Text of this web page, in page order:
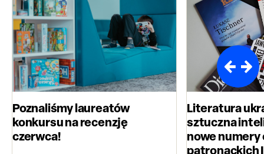
Poznaliśmy laureatów
konkursu na recenzję
czerwca!
Literatura
sztuczna
nowe